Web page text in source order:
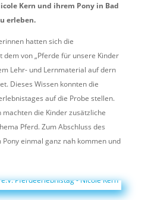
Kern und ihrem Pony in Bad
erleben.
hatten sich die
von „Pferde für unsere Kinder
Lehr- und Lernmaterial auf dern
Dieses Wissen konnten die
auf die Probe stellen.
die Kinder zusätzliche
Pferd. Zum Abschluss des
einmal ganz nah kommen und